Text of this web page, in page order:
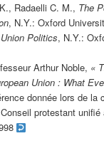
Radaelli C. M., The
, N.Y.: Oxford
Politics, N.Y.:
Arthur Noble, «
Union : What
donnée lors de la
protestant